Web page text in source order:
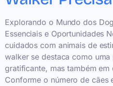
Explorando o Mundo dos
Essenciais e Oportunidades
cuidados com animais de
walker se destaca como
gratificante, mas também em
Conforme o número de cães